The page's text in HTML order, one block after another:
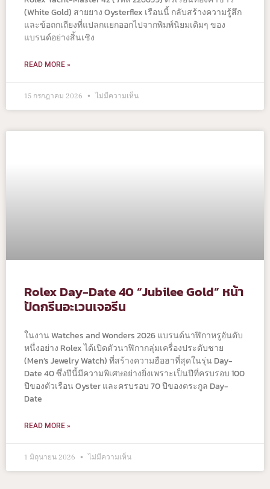
(White Gold) สายยาง Oysterflex เรือนนี้ กลับสร้างความรู้สึก
และข้อถกเถียงที่แปลกแยกออกไปจากพิมพ์นิยมเดิมๆ ของ
แบรนด์อย่างสิ้นเชิง
READ MORE »
15 กรกฎาคม 2026 ไม่มีความเห็น
Rolex Day-Date 40 “Jubilee Gold” หน้า
ปัดกรีนอะเวนเจอรีน
ในงาน Watches and Wonders 2026 แบรนด์นาฬิกาหรูอันดับ
หนึ่งอย่าง Rolex ได้เปิดตัวนาฬิกากลุ่มเครื่องประดับชาย
(Men’s Jewelry Watch) ที่สร้างความฮือฮาที่สุดในรุ่น Day-
Date 40 ซึ่งปีนี้มีความพิเศษอย่างยิ่งเพราะเป็นปีที่ครบรอบ 100
ปีของตัวเรือน Oyster และครบรอบ 70 ปีของตระกูล Day-
Date
READ MORE »
1 มิถุนายน 2026 ไม่มีความเห็น